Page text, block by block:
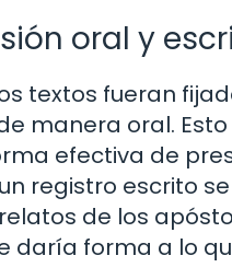
oral y
textos fueran
manera oral.
efectiva de
registro escrito
de los
daría forma a lo